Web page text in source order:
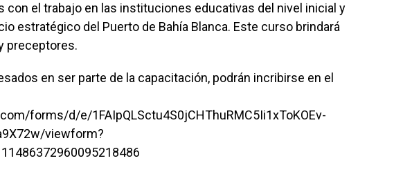
con el trabajo en las instituciones educativas del nivel inicial y
estratégico del Puerto de Bahía Blanca. Este curso brindará
preceptores.
en ser parte de la capacitación, podrán incribirse en el
forms/d/e/1FAIpQLSctu4S0jCHThuRMC5Ii1xToKOEv-
viewform?